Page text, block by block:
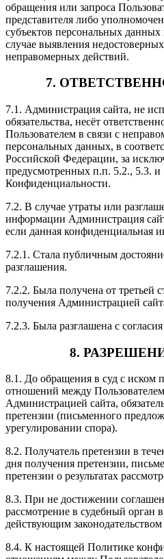
обращения или запроса
представителя либо
субъектов персональных
случае выявления
неправомерных действий.
7.
7.1. Администрация сайта, не
обязательства, несёт
Пользователем в связи с
персональных данных, в
Российской Федерации, за
предусмотренных п.п. 5.2., 5.3.
Конфиденциальности.
7.2. В случае утраты или
информации Администрация
если данная конфиденциальная
7.2.1. Стала публичным
разглашения.
7.2.2. Была получена от третьей
получения Администрацией
7.2.3. Была разглашена с
8.
8.1. До обращения в суд с иском
отношений между
Администрацией сайта,
претензии (письменного
урегулировании спора).
8.2. Получатель претензии в
дня получения претензии,
претензии о результатах
8.3. При не достижении
рассмотрение в судебный орган
действующим
8.4. К настоящей Политике